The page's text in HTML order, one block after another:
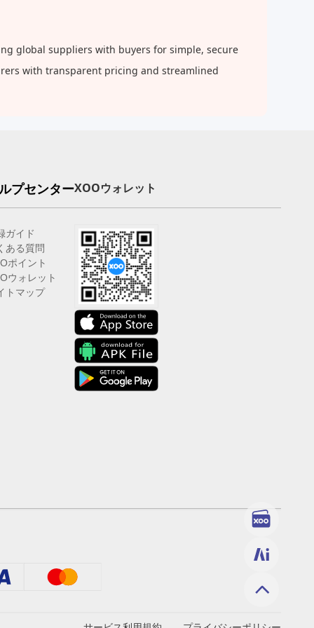
global suppliers with buyers for simple, secure
with transparent pricing and streamlined
プセンター
ガイド
ある質問
ポイント
ウォレット
トマップ
XOOウォレット